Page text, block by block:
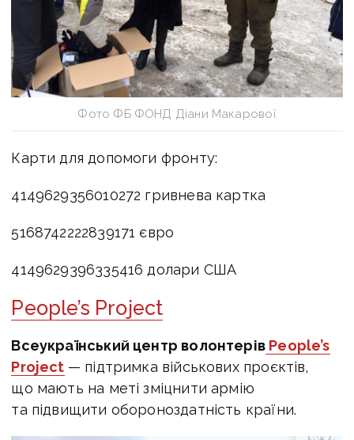
Фото ФБ ФОНД Діани Макарової
Карти для допомоги фронту:
4149629356010272 гривнева картка
5168742222839171 євро
4149629396335416 долари США
People’s Project
Всеукраїнський центр волонтерівPeople’s
Project — підтримка військових проєктів,
що мають на меті зміцнити армію
та підвищити обороноздатність країни.